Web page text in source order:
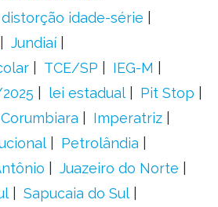
distorção idade-série
Jundiaí
TCE/SP
IEG-M
lei estadual
Pit Stop
Corumbiara
Imperatriz
Petrolândia
Juazeiro do Norte
Sapucaia do Sul